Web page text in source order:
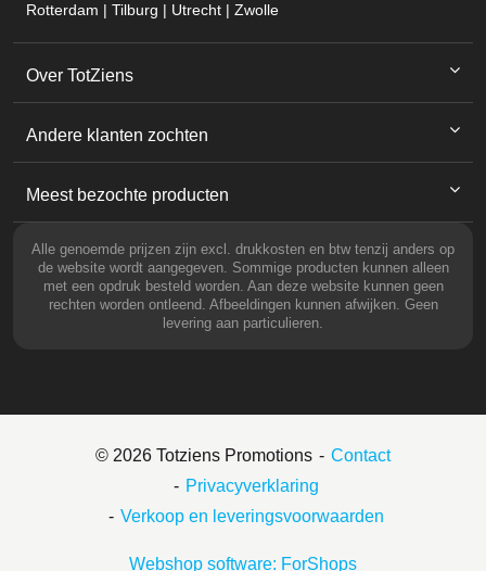
Rotterdam | Tilburg | Utrecht | Zwolle
Over TotZiens
Andere klanten zochten
Meest bezochte producten
Alle genoemde prijzen zijn excl. drukkosten en btw tenzij anders op
de website wordt aangegeven. Sommige producten kunnen alleen
met een opdruk besteld worden. Aan deze website kunnen geen
rechten worden ontleend. Afbeeldingen kunnen afwijken. Geen
levering aan particulieren.
© 2026 Totziens Promotions
Contact
Privacyverklaring
Verkoop en leveringsvoorwaarden
Webshop software: ForShops